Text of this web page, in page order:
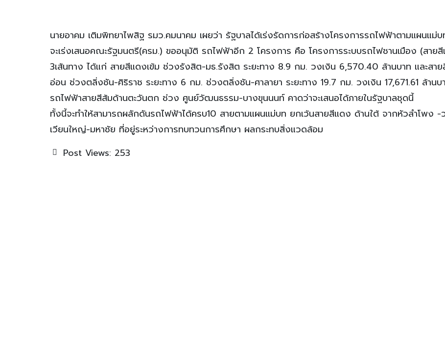
นายอาคม เติมพิทยาไพสิฐ รมว.คมนาคม เผยว่า รัฐบาลได้เร่งรัดการก่อสร้างโครงการรถไฟฟ้าตามแผนแม่บ
จะเร่งเสนอคณะรัฐมนตรี(ครม.) ขออนุมัติ รถไฟฟ้าอีก 2 โครงการ คือ โครงการระบบรถไฟชานเมือง (สาย
3เส้นทาง ได้แก่ สายสีแดงเข้ม ช่วงรังสิต-มธ.รังสิต ระยะทาง 8.9 กม. วงเงิน 6,570.40 ล้านบาท และสา
อ่อน ช่วงตลิ่งชัน-ศิริราช ระยะทาง 6 กม. ช่วงตลิ่งชัน-ศาลายา ระยะทาง 19.7 กม. วงเงิน 17,671.61 ล้านบ
รถไฟฟ้าสายสีส้มด้านตะวันตก ช่วง ศูนย์วัฒนธรรม-บางขุนนนท์ คาดว่าจะเสนอได้ภายในรัฐบาลชุดนี้
ทั้งนี้จะทำให้สามารถผลักดันรถไฟฟ้าได้ครบ10 สายตามแผนแม่บท ยกเว้นสายสีแดง ด้านใต้ จากหัวลำโพง -
เวียนใหญ่-มหาชัย ที่อยู่ระหว่างการทบทวนการศึกษา ผลกระทบสิ่งแวดล้อม
Post Views: 253